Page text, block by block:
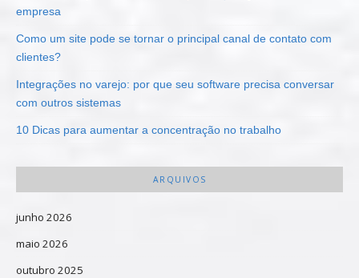
empresa
Como um site pode se tornar o principal canal de contato com
clientes?
Integrações no varejo: por que seu software precisa conversar
com outros sistemas
10 Dicas para aumentar a concentração no trabalho
ARQUIVOS
junho 2026
maio 2026
outubro 2025